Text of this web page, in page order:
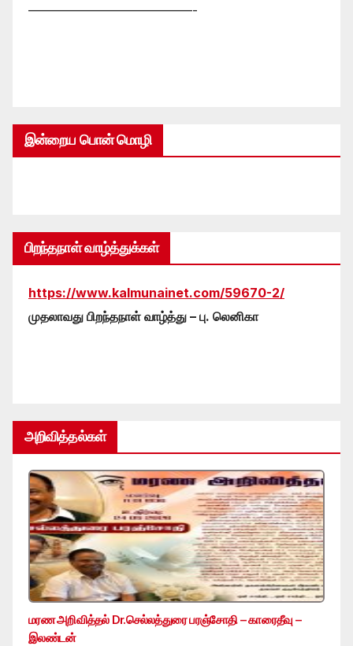
—————————————-
இன்றைய பொன் மொழி
பிறந்தநாள் வாழ்த்துக்கள்
https://www.kalmunainet.com/59670-2/
முதலாவது பிறந்தநாள் வாழ்த்து – பு. லெனிகா
அறிவித்தல்கள்
மரண அறிவித்தல் Dr.செல்லத்துரை பரஞ்சோதி – காரைதீவு –
இலண்டன்